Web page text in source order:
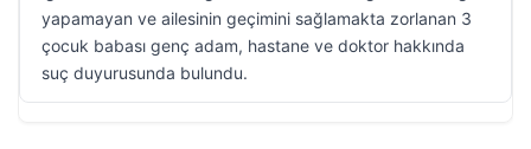
yapamayan ve ailesinin geçimini sağlamakta zorlanan 3
çocuk babası genç adam, hastane ve doktor hakkında
suç duyurusunda bulundu.